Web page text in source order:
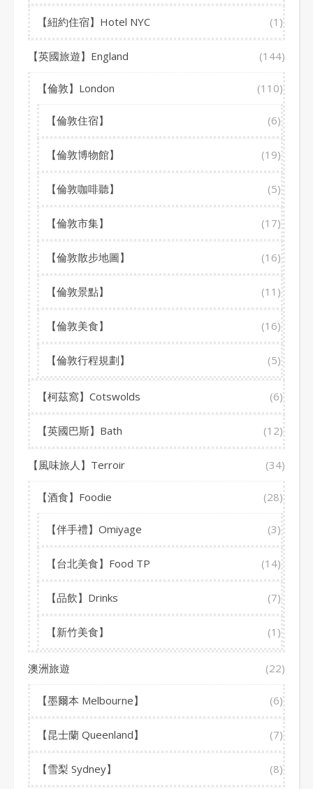
【紐約住宿】Hotel NYC (1)
【英國旅遊】England (144)
【倫敦】London (110)
【倫敦住宿】 (6)
【倫敦博物館】 (19)
【倫敦咖啡聽】 (5)
【倫敦市集】 (17)
【倫敦散步地圖】 (16)
【倫敦景點】 (11)
【倫敦美食】 (16)
【倫敦行程規劃】 (5)
【柯茲窩】Cotswolds (6)
【英國巴斯】Bath (12)
【風味旅人】Terroir (34)
【酒食】Foodie (28)
【伴手禮】Omiyage (3)
【台北美食】Food TP (14)
【品飲】Drinks (7)
【新竹美食】 (1)
澳洲旅遊 (22)
【墨爾本 Melbourne】 (6)
【昆士蘭 Queenland】 (7)
【雪梨 Sydney】 (8)